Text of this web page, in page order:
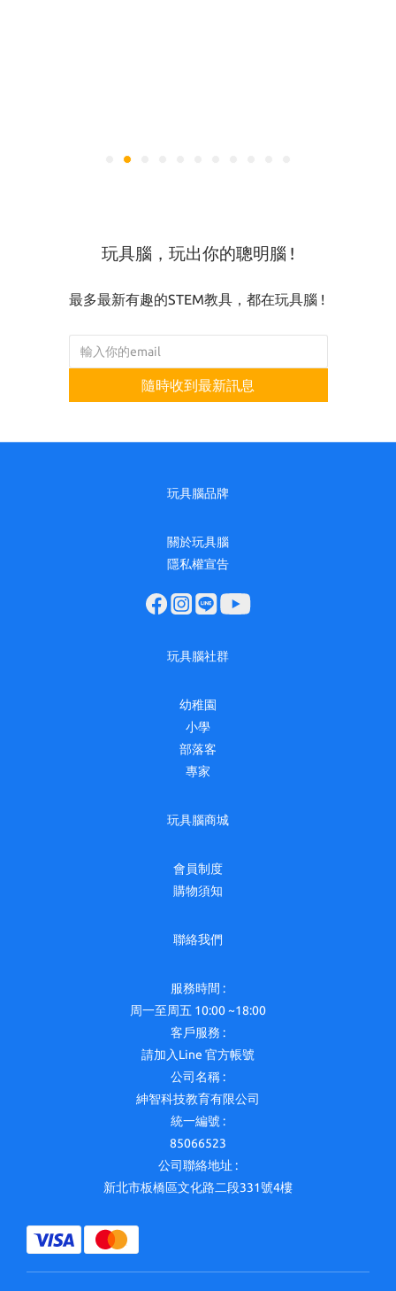
玩具腦，玩出你的聰明腦 !
最多最新有趣的STEM教具，都在玩具腦 !
隨時收到最新訊息
玩具腦品牌
關於玩具腦
隱私權宣告
玩具腦社群
幼稚園
小學
部落客
專家
玩具腦商城
會員制度
購物須知
聯絡我們
服務時間 :
周一至周五 10:00 ~18:00
客戶服務 :
請加入Line 官方帳號
公司名稱 :
紳智科技教育有限公司
統一編號 :
85066523
公司聯絡地址 :
新北市板橋區文化路二段331號4樓